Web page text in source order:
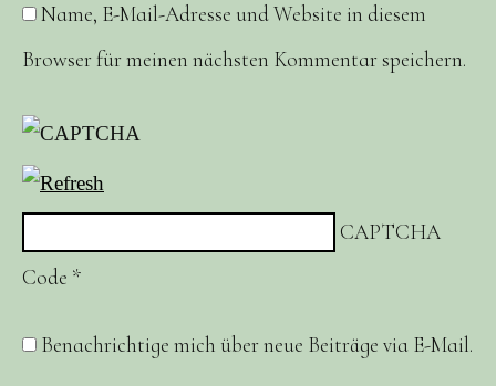
Name, E-Mail-Adresse und Website in diesem
Browser für meinen nächsten Kommentar speichern.
CAPTCHA
Code *
Benachrichtige mich über neue Beiträge via E-Mail.